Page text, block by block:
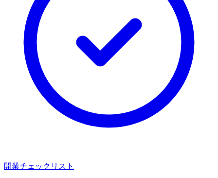
開業チェックリスト